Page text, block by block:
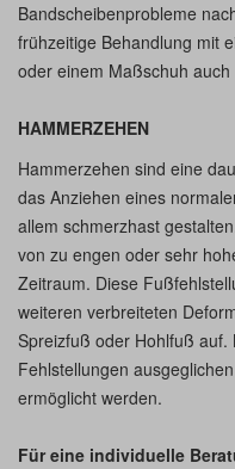
Bandscheibenprobleme
frühzeitige Behandlung mit
oder einem Maßschuh
HAMMERZEHEN
Hammerzehen sind eine
das Anziehen eines
allem schmerzhast
von zu engen oder sehr
Zeitraum. Diese
weiteren verbreiteten
Spreizfuß oder Hohlfuß
Fehlstellungen
ermöglicht werden.
Für eine individuelle